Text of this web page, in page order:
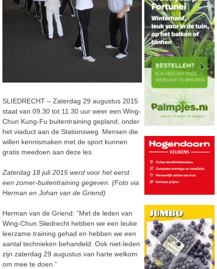
SLIEDRECHT – Zaterdag 29 augustus 2015
staat van 09.30 tot 11.30 uur weer een Wing-
Chun Kung-Fu buitentraining gepland, onder
het viaduct aan de Stationsweg. Mensen die
willen kennismaken met de sport kunnen
gratis meedoen aan deze les.
Zaterdag 18 juli 2015 werd voor het eerst
een zomer-buitentraining gegeven. (Foto via
Herman en Johan van de Griend)
Herman van de Griend: “Met de leden van
Wing-Chun Sliedrecht hebben we een leuke
leerzame training gehad en hebben we een
aantal technieken behandeld. Ook niet-leden
zijn zaterdag 29 augustus van harte welkom
om mee te doen.”